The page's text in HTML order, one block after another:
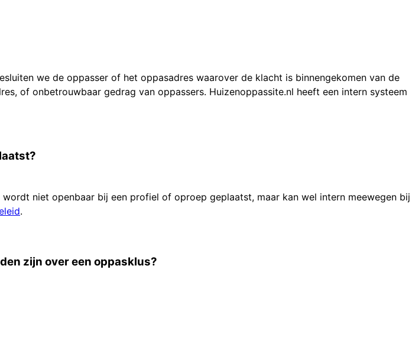
we de oppasser of het oppasadres waarover de klacht is binnengekomen van de
of onbetrouwbaar gedrag van oppassers. Huizenoppassite.nl heeft een intern systeem
niet openbaar bij een profiel of oproep geplaatst, maar kan wel intern meewegen bij
.
zijn over een oppasklus?